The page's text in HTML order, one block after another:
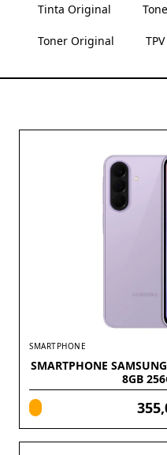
Tinta Original
Toner Original TPV
SMARTPHONE
SMARTPHONE
8GB